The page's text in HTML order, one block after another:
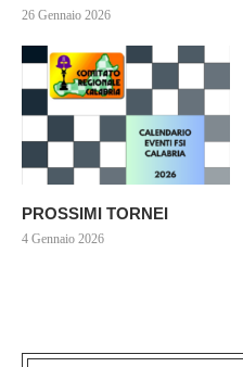
26 Gennaio 2026
PROSSIMI TORNEI
4 Gennaio 2026